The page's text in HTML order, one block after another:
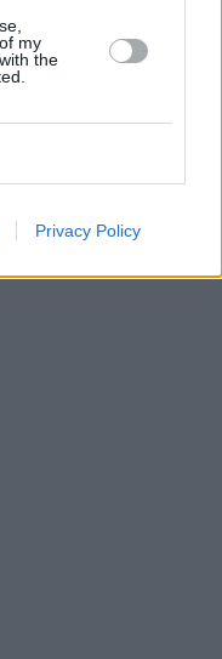
my
the
Privacy Policy